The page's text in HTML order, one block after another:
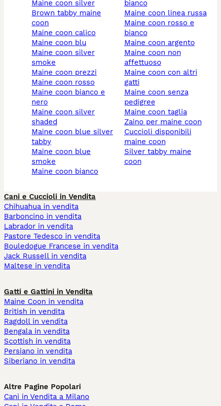
maine coon silver
brown tabby maine
coon
maine coon calico
maine coon blu
maine coon silver
smoke
maine coon prezzi
maine coon rosso
maine coon bianco e
nero
maine coon silver
shaded
maine coon blue silver
tabby
maine coon blue
smoke
maine coon bianco
bianco
maine coon linea russa
maine coon rosso e
bianco
maine coon argento
maine coon non
affettuoso
maine coon con altri
gatti
maine coon senza
pedigree
maine coon taglia
zaino per maine coon
cuccioli disponibili
maine coon
silver tabby maine
coon
Cani e Cuccioli in Vendita
Chihuahua in vendita
Barboncino in vendita
Labrador in vendita
Pastore Tedesco in vendita
Bouledogue Francese in vendita
Jack Russell in vendita
Maltese in vendita
Gatti e Gattini in Vendita
Maine Coon in vendita
British in vendita
Ragdoll in vendita
Bengala in vendita
Scottish in vendita
Persiano in vendita
Siberiano in vendita
Altre Pagine Popolari
Cani in Vendita a Milano